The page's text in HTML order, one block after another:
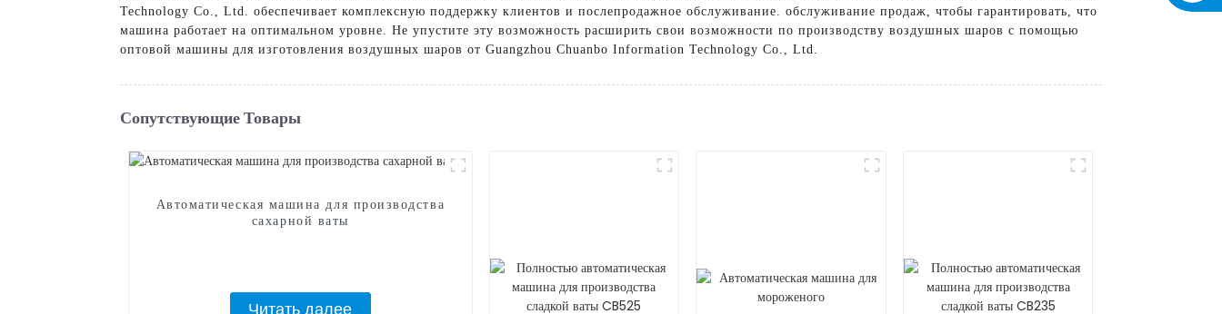
Technology Co., Ltd. обеспечивает комплексную поддержку клиентов и послепродажное обслуживание. обслуживание продаж, чтобы гарантировать, что
машина работает на оптимальном уровне. Не упустите эту возможность расширить свои возможности по производству воздушных шаров с помощью
оптовой машины для изготовления воздушных шаров от Guangzhou Chuanbo Information Technology Co., Ltd.
Сопутствующие Товары
Автоматическая машина для производства
сахарной ваты
Читать далее